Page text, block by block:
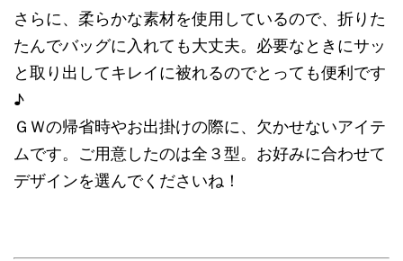
さらに、柔らかな素材を使用しているので、折りた
たんでバッグに入れても大丈夫。必要なときにサッ
と取り出してキレイに被れるのでとっても便利です
♪
ＧＷの帰省時やお出掛けの際に、欠かせないアイテ
ムです。ご用意したのは全３型。お好みに合わせて
デザインを選んでくださいね！